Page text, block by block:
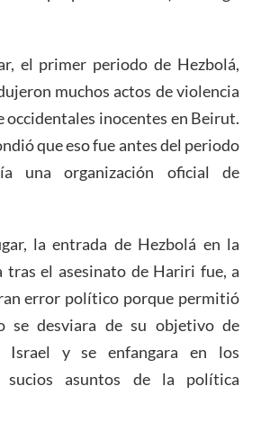
el primer periodo de Hezbolá,
muchos actos de violencia
occidentales inocentes en Beirut.
que eso fue antes del periodo
una organización oficial de
la entrada de Hezbolá en la
tras el asesinato de Hariri fue, a
error político porque permitió
se desviara de su objetivo de
Israel y se enfangara en los
sucios asuntos de la política